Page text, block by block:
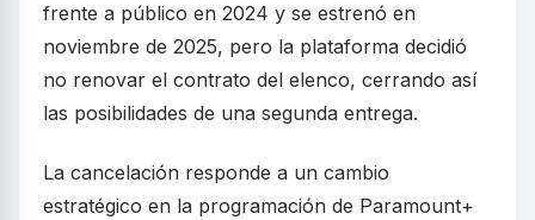
frente a público en 2024 y se estrenó en
noviembre de 2025, pero la plataforma decidió
no renovar el contrato del elenco, cerrando así
las posibilidades de una segunda entrega.
La cancelación responde a un cambio
estratégico en la programación de Paramount+